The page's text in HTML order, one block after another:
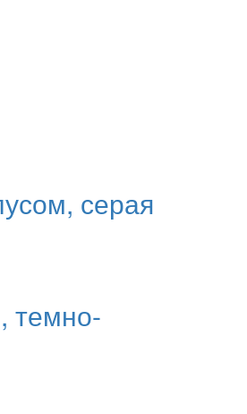
серая
темно-